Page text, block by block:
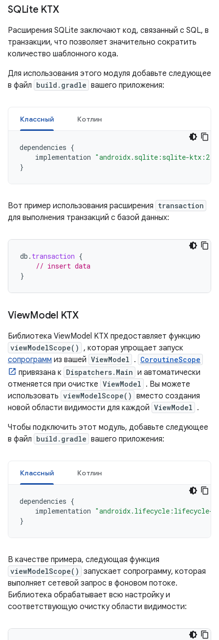
SQLite KTX
Расширения SQLite заключают код, связанный с SQL, в
транзакции, что позволяет значительно сократить
количество шаблонного кода.
Для использования этого модуля добавьте следующее
в файл build.gradle вашего приложения:
Классный Котлин
dependencies {
implementation "androidx.sqlite:sqlite-
}
Вот пример использования расширения transaction
для выполнения транзакций с базой данных:
db . transaction {
// insert data
}
ViewModel KTX
Библиотека ViewModel KTX предоставляет функцию
viewModelScope() , которая упрощает запуск
сопрограмм из вашей ViewModel . CoroutineScope
привязана к Dispatchers.Main и автоматически
отменяется при очистке ViewModel . Вы можете
использовать viewModelScope() вместо создания
новой области видимости для каждой ViewModel .
Чтобы подключить этот модуль, добавьте следующее
в файл build.gradle вашего приложения:
Классный Котлин
dependencies {
implementation "androidx.lifecycle:lifecycle-
}
В качестве примера, следующая функция
viewModelScope() запускает сопрограмму, которая
выполняет сетевой запрос в фоновом потоке.
Библиотека обрабатывает всю настройку и
соответствующую очистку области видимости: